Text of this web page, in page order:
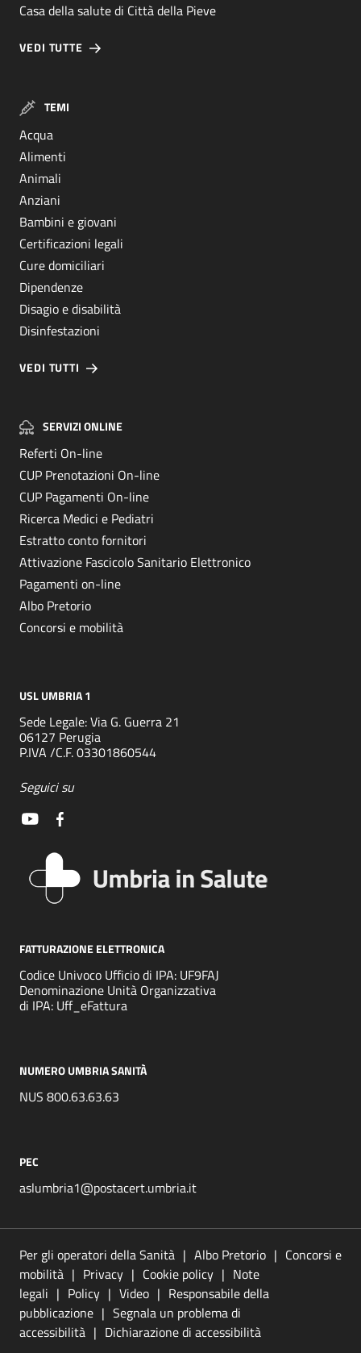
Casa della salute di Città della Pieve
VEDI TUTTE
TEMI
Acqua
Alimenti
Animali
Anziani
Bambini e giovani
Certificazioni legali
Cure domiciliari
Dipendenze
Disagio e disabilità
Disinfestazioni
VEDI TUTTI
SERVIZI ONLINE
Referti On-line
CUP Prenotazioni On-line
CUP Pagamenti On-line
Ricerca Medici e Pediatri
Estratto conto fornitori
Attivazione Fascicolo Sanitario Elettronico
Pagamenti on-line
Albo Pretorio
Concorsi e mobilità
USL UMBRIA 1
Sede Legale: Via G. Guerra 21
06127 Perugia
P.IVA /C.F. 03301860544
Seguici su
FATTURAZIONE ELETTRONICA
Codice Univoco Ufficio di IPA: UF9FAJ
Denominazione Unità Organizzativa
di IPA: Uff_eFattura
NUMERO UMBRIA SANITÀ
NUS 800.63.63.63
PEC
aslumbria1@postacert.umbria.it
Per gli operatori della Sanità Albo Pretorio
Concorsi e
mobilità
Privacy Cookie policy
Note
legali
Policy Video
Responsabile della
pubblicazione
Segnala un problema di
accessibilità
Dichiarazione di accessibilità